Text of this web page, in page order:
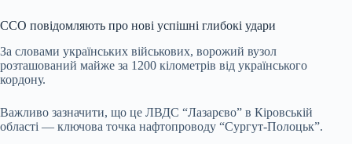
ССО повідомляють про нові успішні глибокі удари
За словами українських військових, ворожий вузол
розташований майже за 1200 кілометрів від українського
кордону.
Важливо зазначити, що це ЛВДС “Лазарєво” в Кіровській
області — ключова точка нафтопроводу “Сургут-Полоцьк”.